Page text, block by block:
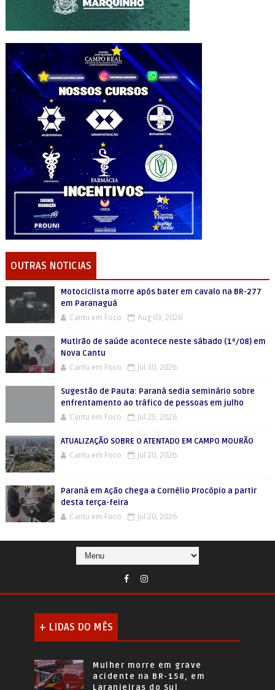
OUTRAS NOTICIAS
Motociclista morre após bater em cavalo na BR-277
em Paranaguá
Cantu em Foco Aug 03, 2026
Mutirão de saúde acontece neste sábado (1º/08) em
Nova Cantu
Cantu em Foco Jul 30, 2026
Sugestão de Pauta: Paraná sedia seminário sobre
enfrentamento ao tráfico de pessoas em julho
Cantu em Foco Jul 25, 2026
ATUALIZAÇÃO SOBRE O ATENTADO EM CAMPO MOURÃO
Cantu em Foco Jul 20, 2026
Paraná em Ação chega a Cornélio Procópio a partir
desta terça-feira
Cantu em Foco Jul 20, 2026
+ LIDAS DO MÊS
Mulher morre em grave
acidente na BR-158, em
Laranjeiras do Sul